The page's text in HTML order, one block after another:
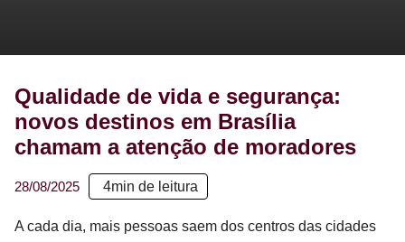
Qualidade de vida e segurança:
novos destinos em Brasília
chamam a atenção de moradores
28/08/2025 4min de leitura
A cada dia, mais pessoas saem dos centros das cidades